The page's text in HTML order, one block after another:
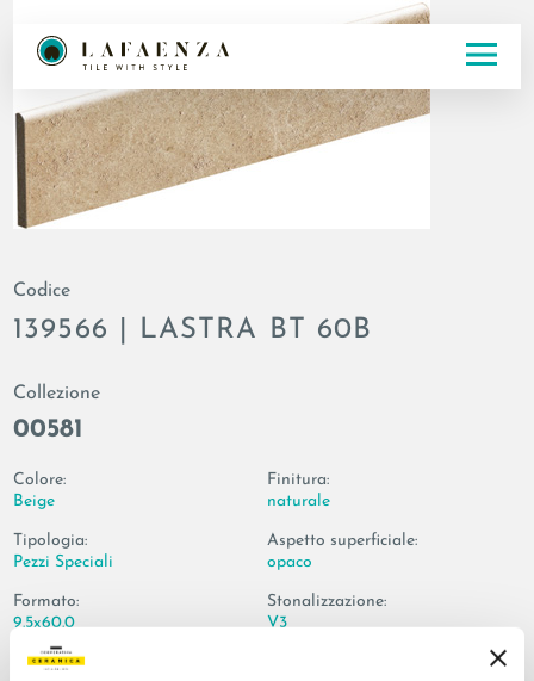
Codice
139566 | LASTRA BT 60B
Collezione
00581
Colore:
Beige
Tipologia:
Pezzi Speciali
Formato:
9.5x60.0
Finitura:
naturale
Aspetto superficiale:
opaco
Stonalizzazione:
V3